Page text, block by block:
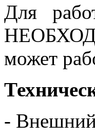
Для
может
-